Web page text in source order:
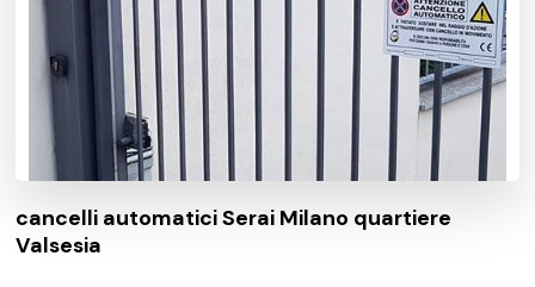
cancelli automatici Serai Milano quartiere
Valsesia